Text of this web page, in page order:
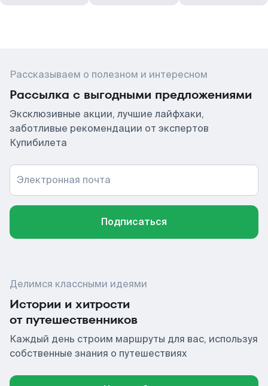
Рассказываем о полезном и интересном
Рассылка с выгодными предложениями
Эксклюзивные акции, лучшие лайфхаки,
заботливые рекомендации от экспертов
Купибилета
Электронная почта
Подписаться
Делимся классными идеями
Истории и хитрости
от путешественников
Каждый день строим маршруты для вас, используя
собственные знания о путешествиях